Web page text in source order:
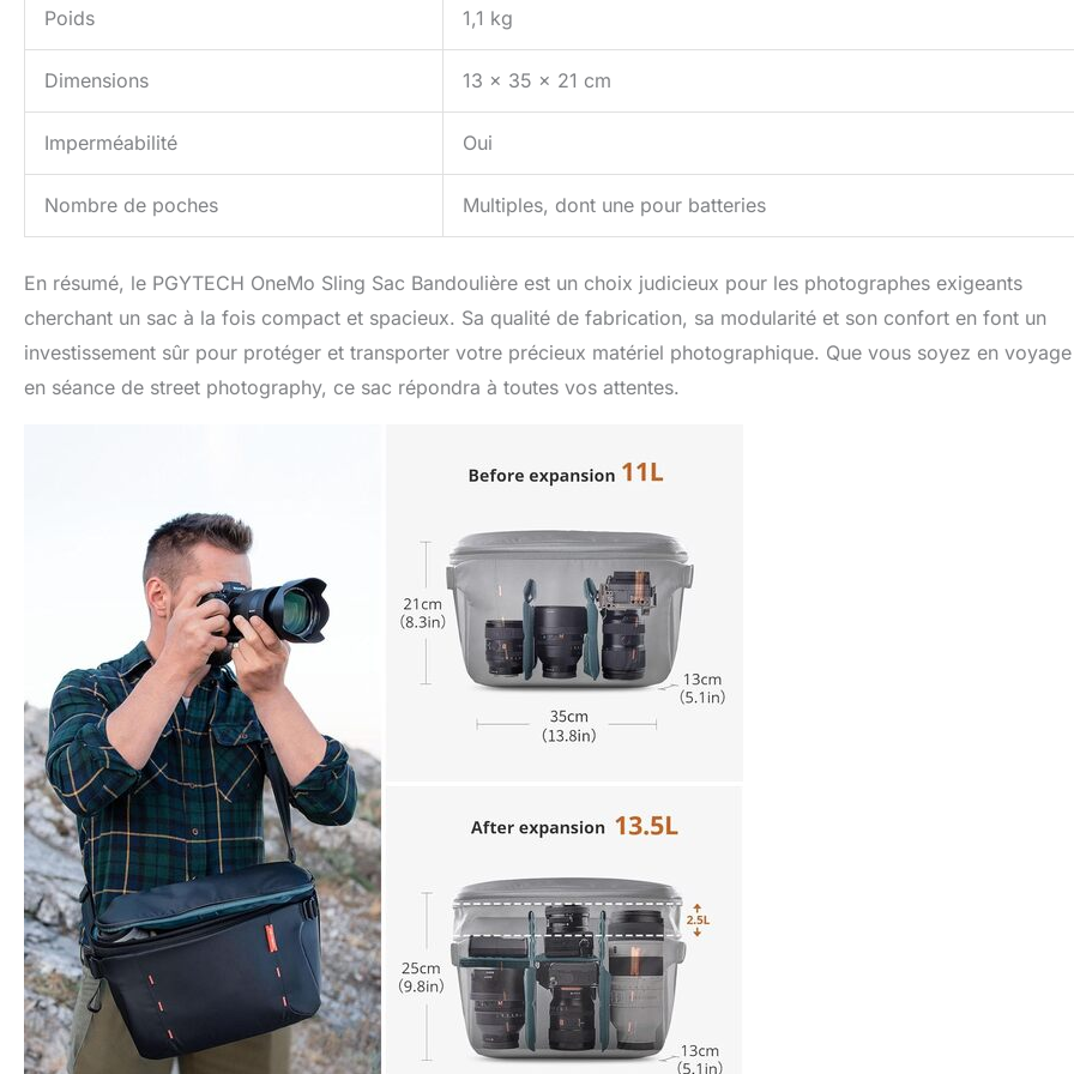
Poids 1,1 kg
Dimensions 13 x 35 x 21 cm
Imperméabilité Oui
Nombre de poches Multiples, dont une pour batteries
En résumé, le PGYTECH OneMo Sling Sac Bandoulière est un choix judicieux pour les photographes exigeants
cherchant un sac à la fois compact et spacieux. Sa qualité de fabrication, sa modularité et son confort en font un
investissement sûr pour protéger et transporter votre précieux matériel photographique. Que vous soyez en
en séance de street photography, ce sac répondra à toutes vos attentes.